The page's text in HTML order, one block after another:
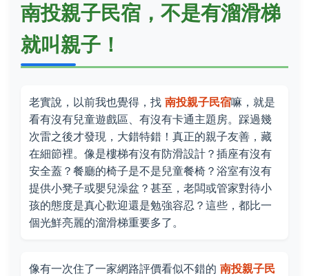
南投親子民宿，不是有溜滑梯
就叫親子！
老實說，以前我也覺得，找 南投親子民宿嘛，就是
看有沒有兒童遊戲區、有沒有卡通主題房。踩過幾
次雷之後才發現，大錯特錯！真正的親子友善，藏
在細節裡。像是樓梯有沒有防滑設計？插座有沒有
安全蓋？餐廳的椅子是不是兒童餐椅？浴室有沒有
提供小凳子或嬰兒澡盆？甚至，老闆或管家對待小
孩的態度是真心歡迎還是勉強容忍？這些，都比一
個光鮮亮麗的溜滑梯重要多了。
像有一次住了一家網路評價看似不錯的 南投親子民